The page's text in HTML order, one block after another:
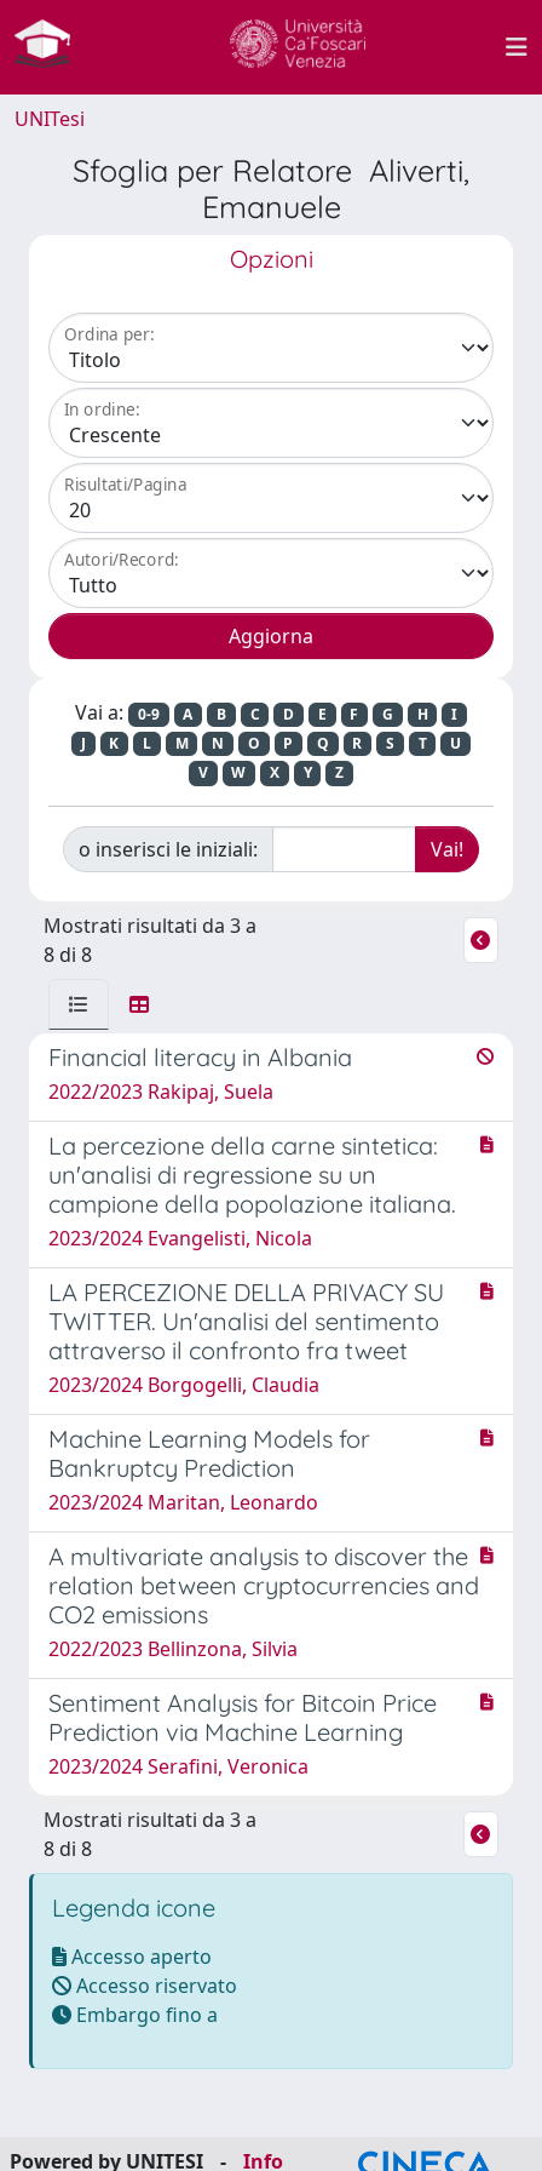
UNITesi
Sfoglia per Relatore Aliverti,
Emanuele
Opzioni
Ordina per:
In ordine:
Risultati/Pagina
Autori/Record:
Vai a: 0-9 A B C D E F G H
I
J
K L M N O P Q R S T
U
V
W X Y Z
o inserisci le iniziali:
Mostrati risultati da 3 a
8 di 8
Financial literacy in Albania
2022/2023 Rakipaj, Suela
La percezione della carne sintetica:
un'analisi di regressione su un
campione della popolazione italiana.
2023/2024 Evangelisti, Nicola
LA PERCEZIONE DELLA PRIVACY SU
TWITTER. Un'analisi del sentimento
attraverso il confronto fra tweet
2023/2024 Borgogelli, Claudia
Machine Learning Models for
Bankruptcy Prediction
2023/2024 Maritan, Leonardo
A multivariate analysis to discover the
relation between cryptocurrencies and
CO2 emissions
2022/2023 Bellinzona, Silvia
Sentiment Analysis for Bitcoin Price
Prediction via Machine Learning
2023/2024 Serafini, Veronica
Mostrati risultati da 3 a
8 di 8
Legenda icone
Accesso aperto
Accesso riservato
Embargo fino a
Powered by UNITESI - Info